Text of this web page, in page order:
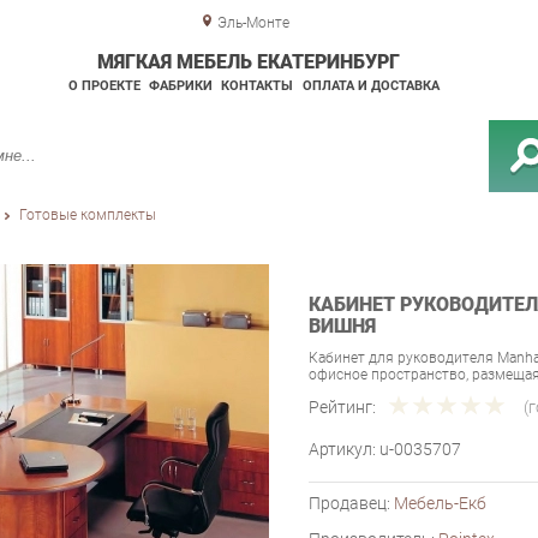
Эль-Монте
МЯГКАЯ МЕБЕЛЬ ЕКАТЕРИНБУРГ
О ПРОЕКТЕ ФАБРИКИ КОНТАКТЫ ОПЛАТА И ДОСТАВКА
Готовые комплекты
КАБИНЕТ
ВИШНЯ
Кабинет для руководителя
офисное пространство,
Рейтинг:
Артикул: u-0035707
Продавец: Мебель-Екб